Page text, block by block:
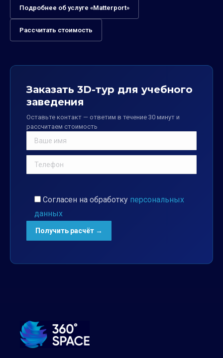
Подробнее об услуге «Matterport»
Рассчитать стоимость
Заказать 3D-тур для учебного
заведения
Оставьте контакт — ответим в течение 30 минут и
рассчитаем стоимость
Согласен на обработку персональных
данных